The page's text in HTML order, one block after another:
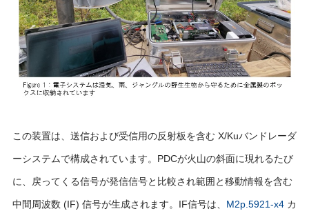
この装置は、送信および受信用の反射板を含む X/Kuバンドレーダ
ーシステムで構成されています。PDCが火山の斜面に現れるたび
に、戻ってくる信号が発信信号と比較され範囲と移動情報を含む
中間周波数 (IF) 信号が生成されます。IF信号は、 M2p.5921-x4カ